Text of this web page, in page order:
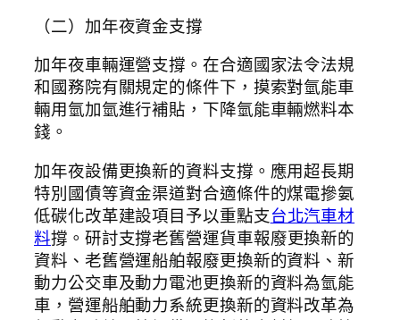
（二）加年夜資金支撐
加年夜車輛運營支撐。在合適國家法令法規
和國務院有關規定的條件下，摸索對氫能車
輛用氫加氫進行補貼，下降氫能車輛燃料本
錢。
加年夜設備更換新的資料支撐。應用超長期
特別國債等資金渠道對合適條件的煤電摻氨
低碳化改革建設項目予以重點支台北汽車材
料撐。研討支撐老舊營運貨車報廢更換新的
資料、老舊營運船舶報廢更換新的資料、新
動力公交車及動力電池更換新的資料為氫能
車，營運船舶動力系統更換新的資料改革為